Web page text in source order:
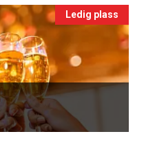
Ledig plass